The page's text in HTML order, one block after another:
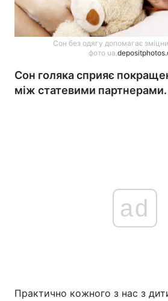
Сон без одягу допомагає
фото ua.
Сон голяка сприяє
між статевими партнерами.
ad
Практично кожного з нас з